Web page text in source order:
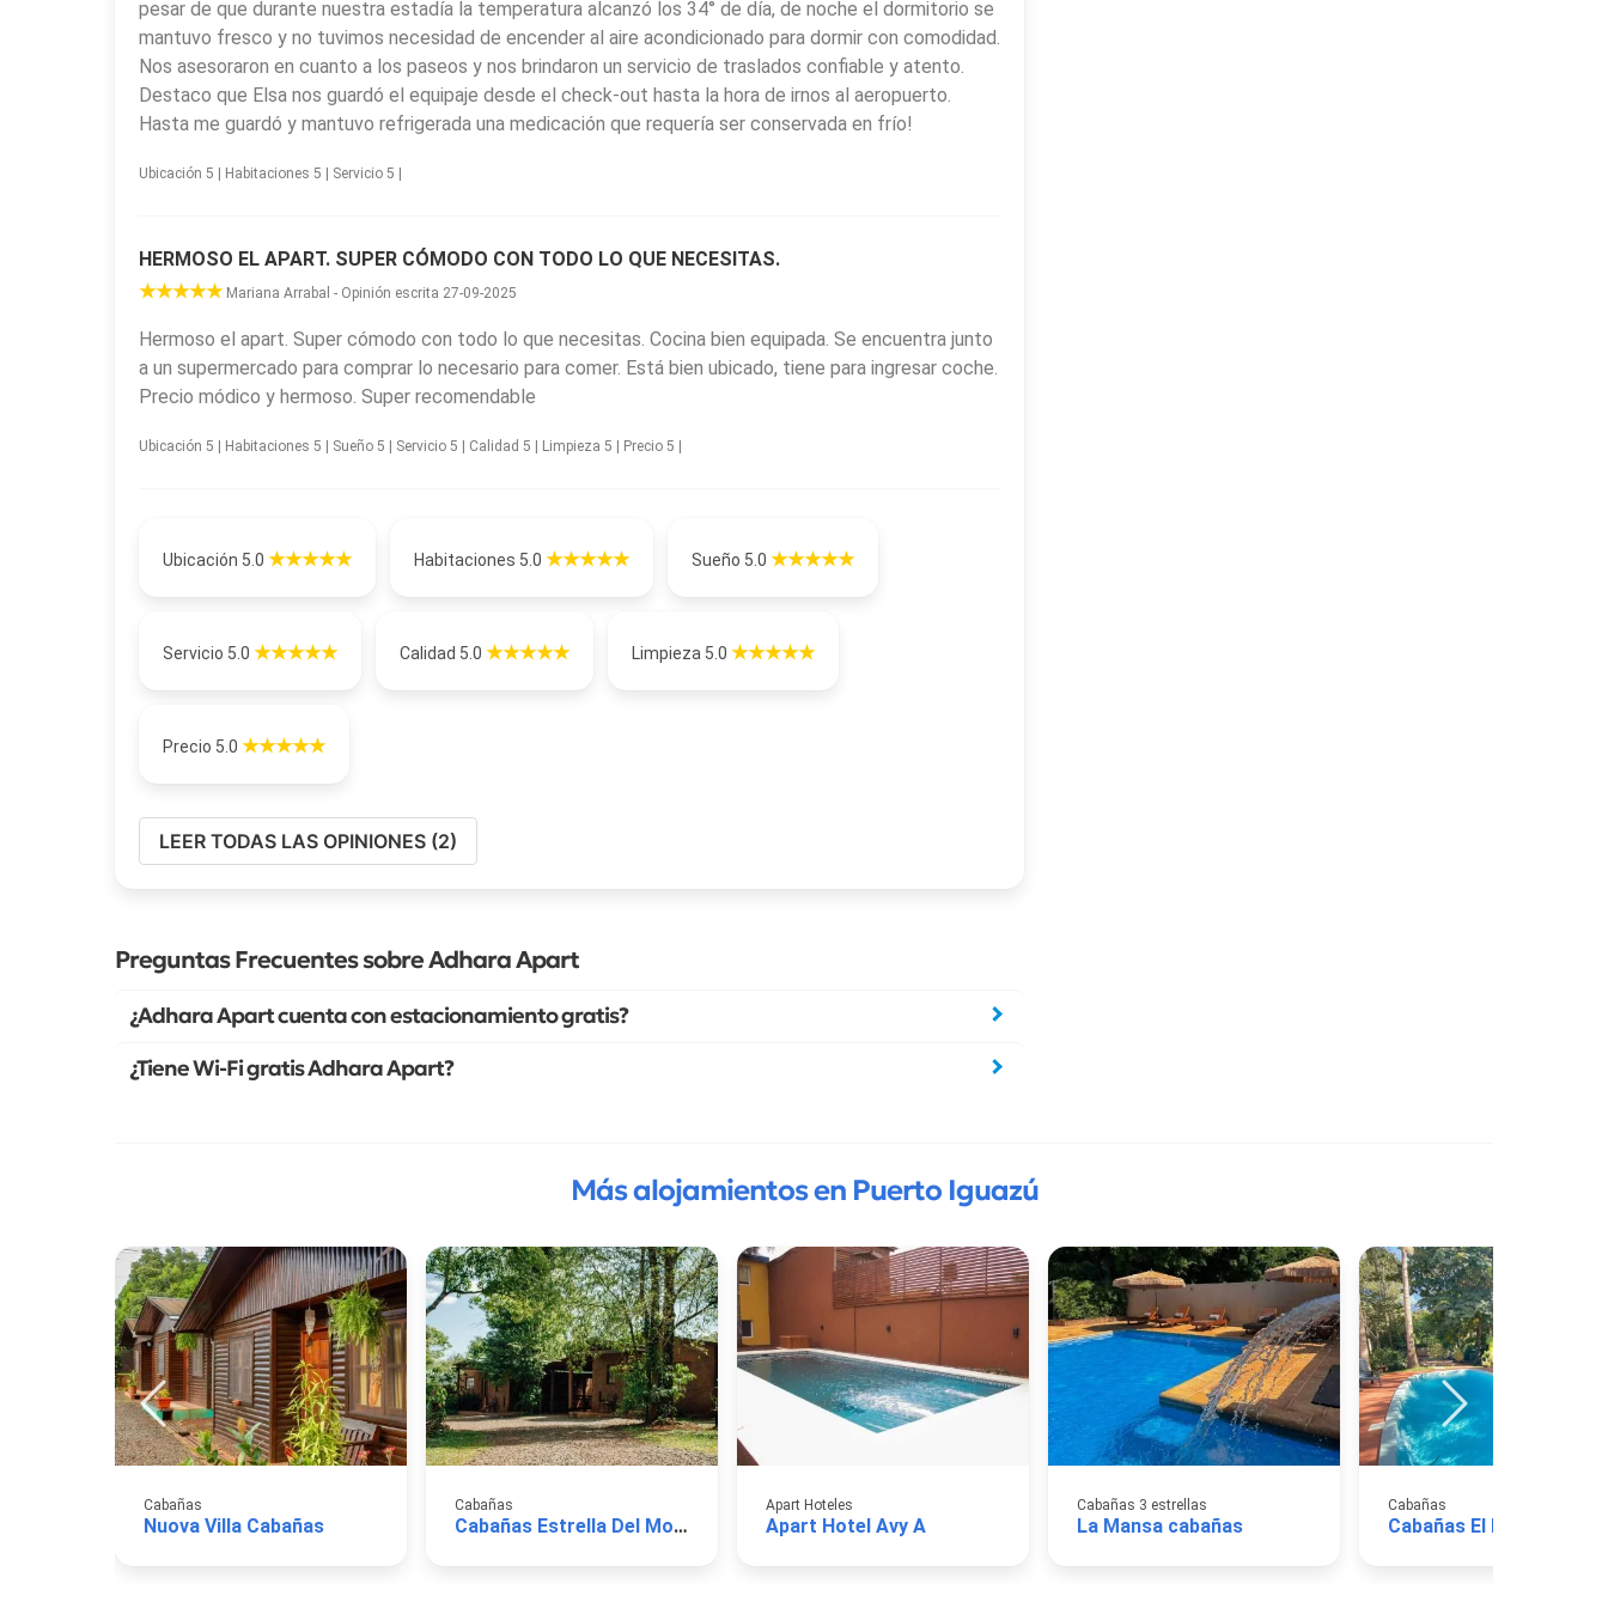
pesar de que durante nuestra estadía la temperatura alcanzó los 34° de día, de noche el dormitorio se
mantuvo fresco y no tuvimos necesidad de encender al aire acondicionado para dormir con comodidad.
Nos asesoraron en cuanto a los paseos y nos brindaron un servicio de traslados confiable y atento.
Destaco que Elsa nos guardó el equipaje desde el check-out hasta la hora de irnos al aeropuerto.
Hasta me guardó y mantuvo refrigerada una medicación que requería ser conservada en frío!
Ubicación 5 | Habitaciones 5 | Servicio 5 |
HERMOSO EL APART. SUPER CÓMODO CON TODO LO QUE NECESITAS.
Mariana Arrabal - Opinión escrita 27-09-2025
Hermoso el apart. Super cómodo con todo lo que necesitas. Cocina bien equipada. Se encuentra junto
a un supermercado para comprar lo necesario para comer. Está bien ubicado, tiene para ingresar coche.
Precio módico y hermoso. Super recomendable
Ubicación 5 | Habitaciones 5 | Sueño 5 | Servicio 5 | Calidad 5 | Limpieza 5 | Precio 5 |
Ubicación 5.0 Habitaciones 5.0 Sueño 5.0
Servicio 5.0 Calidad 5.0 Limpieza 5.0
Precio 5.0
LEER TODAS LAS OPINIONES (2)
Preguntas Frecuentes sobre Adhara Apart
¿Adhara Apart cuenta con estacionamiento gratis?
¿Tiene Wi-Fi gratis Adhara Apart?
Más alojamientos en Puerto Iguazú
Cabañas
Nuova Villa Cabañas
Cabañas
Cabañas Estrella Del Monte
Apart Hoteles
Apart Hotel Avy A
Cabañas 3 estrellas
La Mansa cabañas
Cabañas
Cabañas El Pindó